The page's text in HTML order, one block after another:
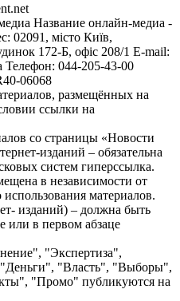
Название онлайн-медиа -
02091, місто Київ,
172-Б, офіс 208/1 E-mail:
Телефон: 044-205-43-00
06068
размещённых на
ссылки на
со страницы «Новости
изданий – обязательна
систем гиперссылка.
в независимости от
материалов.
изданий) – должна быть
или в первом абзаце
"Экспертиза",
"Власть", "Выборы",
"Промо" публикуются на